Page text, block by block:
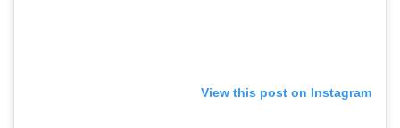
View this post on Instagram